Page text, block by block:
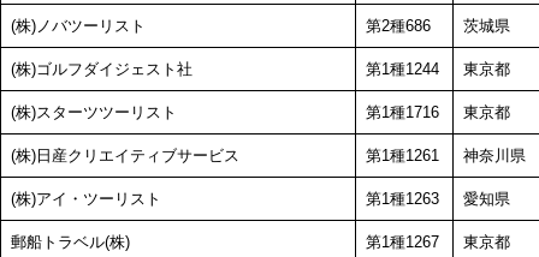
(株)ノバツーリスト 第2種686 茨城県
(株)ゴルフダイジェスト社 第1種1244 東京都
(株)スターツツーリスト 第1種1716 東京都
(株)日産クリエイティブサービス 第1種1261 神奈川県
(株)アイ・ツーリスト 第1種1263 愛知県
郵船トラベル(株) 第1種1267 東京都